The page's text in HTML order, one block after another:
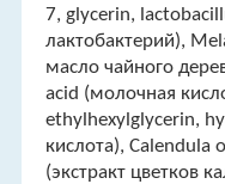
7, glycerin,
лактобактерий),
масло чайного
acid (молочная
ethylhexylglycerin,
кислота),
(экстракт цветков